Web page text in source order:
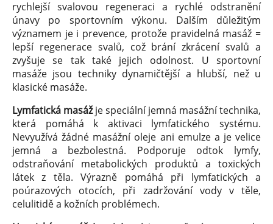
rychlejší svalovou regeneraci a rychlé odstranění
únavy po sportovním výkonu. Dalším důležitým
významem je i prevence, protože pravidelná masáž =
lepší regenerace svalů, což brání zkrácení svalů a
zvyšuje se tak také jejich odolnost. U sportovní
masáže jsou techniky dynamičtější a hlubší, než u
klasické masáže.
Lymfatická masážje speciální jemná masážní technika,
která pomáhá k aktivaci lymfatického systému.
Nevyužívá žádné masážní oleje ani emulze a je velice
jemná a bezbolestná. Podporuje odtok lymfy,
odstraňování metabolických produktů a toxických
látek z těla. Výrazně pomáhá při lymfatických a
poúrazových otocích, při zadržování vody v těle,
celulitidě a kožních problémech.